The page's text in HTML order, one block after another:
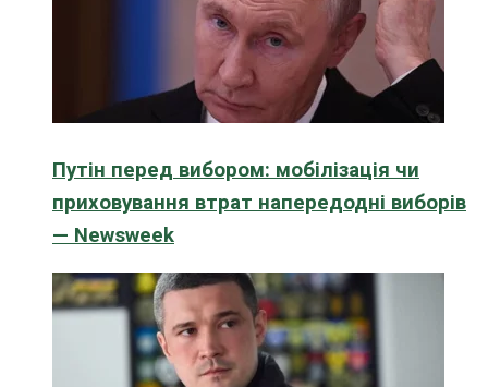
Путін перед вибором: мобілізація чи
приховування втрат напередодні виборів
— Newsweek